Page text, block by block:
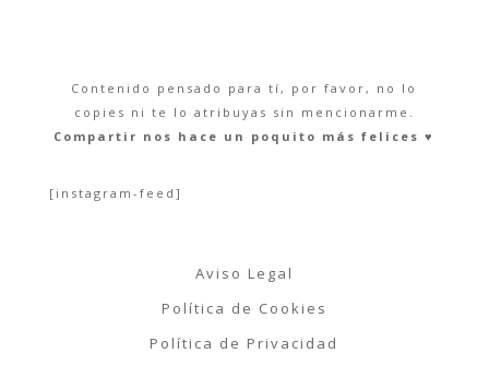
Contenido pensado para tí, por favor, no lo
copies ni te lo atribuyas sin mencionarme.
Compartir nos hace un poquito más felices ♥︎
[instagram-feed]
Aviso Legal
Política de Cookies
Política de Privacidad